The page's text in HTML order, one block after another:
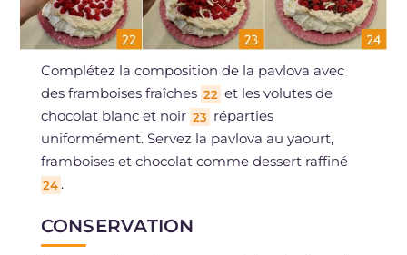
Complétez la composition de la pavlova avec
des framboises fraîches 22 et les volutes de
chocolat blanc et noir 23 réparties
uniformément. Servez la pavlova au yaourt,
framboises et chocolat comme dessert raffiné
24 .
CONSERVATION